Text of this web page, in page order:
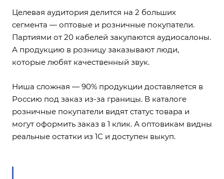
Целевая аудитория делится на 2 больших
сегмента — оптовые и розничные покупатели.
Партиями от 20 кабелей закупаются аудиосалоны.
А продукцию в розницу заказывают люди,
которые любят качественный звук.
Ниша сложная — 90% продукции доставляется в
Россию под заказ из-за границы. В каталоге
розничные покупатели видят статус товара и
могут оформить заказ в 1 клик. А оптовикам видны
реальные остатки из 1С и доступен выкуп.